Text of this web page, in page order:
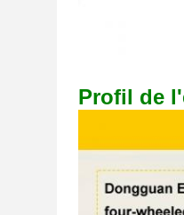
Profil de